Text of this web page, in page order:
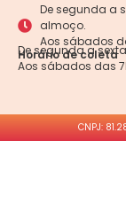
De segunda a
almoço.
Aos sábados
Horário de coleta
De segunda a
Aos sábados das
CNPJ: